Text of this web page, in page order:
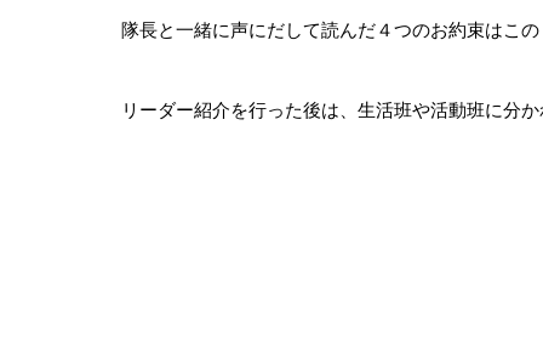
隊長と一緒に声にだして読んだ４つのお約束はこ
リーダー紹介を行った後は、生活班や活動班に分